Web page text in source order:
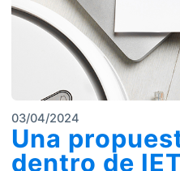
03/04/2024
Una
dentro de